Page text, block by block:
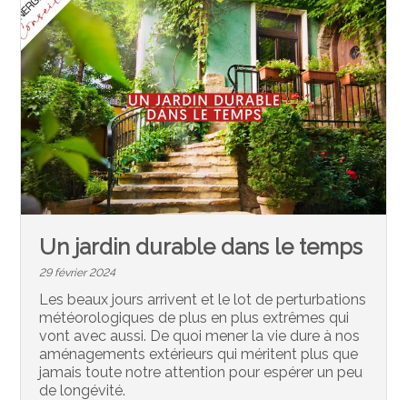
Un jardin durable dans le temps
29 février 2024
Les beaux jours arrivent et le lot de perturbations
météorologiques de plus en plus extrêmes qui
vont avec aussi. De quoi mener la vie dure à nos
aménagements extérieurs qui méritent plus que
jamais toute notre attention pour espérer un peu
de longévité.